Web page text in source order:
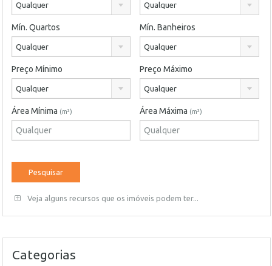
Qualquer Qualquer
Mín. Quartos
Qualquer
Mín. Banheiros
Qualquer
Preço Mínimo
Qualquer
Preço Máximo
Qualquer
Área Mínima (m²) Área Máxima (m²)
Veja alguns recursos que os imóveis podem ter...
Categorias